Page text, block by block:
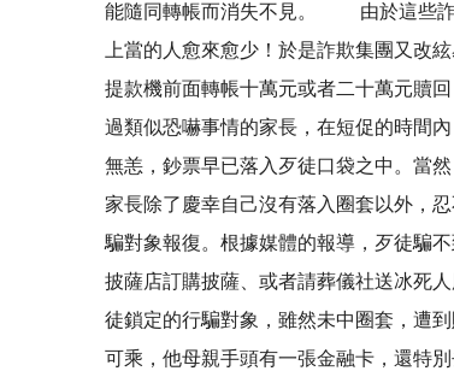
能隨同轉帳而消失不見。 由於這些詐
上當的人愈來愈少！於是詐欺集團又改
提款機前面轉帳十萬元或者二十萬元贖
過類似恐嚇事情的家長，在短促的時間
無恙，鈔票早已落入歹徒口袋之中。當
家長除了慶幸自己沒有落入圈套以外，
騙對象報復。根據媒體的報導，歹徒騙
披薩店訂購披薩、或者請葬儀社送冰死
徒鎖定的行騙對象，雖然未中圈套，遭
可乘，他母親手頭有一張金融卡，還特